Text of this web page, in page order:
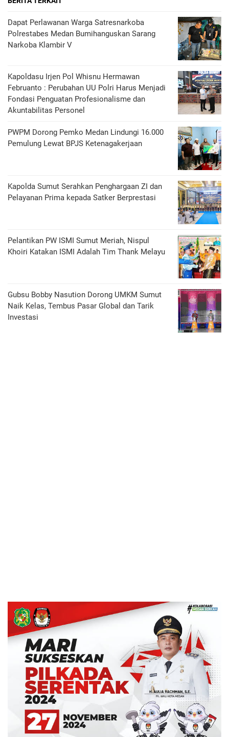
Dapat Perlawanan Warga Satresnarkoba
Polrestabes Medan Bumihanguskan Sarang
Narkoba Klambir V
Kapoldasu Irjen Pol Whisnu Hermawan
Februanto : Perubahan UU Polri Harus Menjadi
Fondasi Penguatan Profesionalisme dan
Akuntabilitas Personel
PWPM Dorong Pemko Medan Lindungi 16.000
Pemulung Lewat BPJS Ketenagakerjaan
Kapolda Sumut Serahkan Penghargaan ZI dan
Pelayanan Prima kepada Satker Berprestasi
Pelantikan PW ISMI Sumut Meriah, Nispul
Khoiri Katakan ISMI Adalah Tim Thank Melayu
Gubsu Bobby Nasution Dorong UMKM Sumut
Naik Kelas, Tembus Pasar Global dan Tarik
Investasi